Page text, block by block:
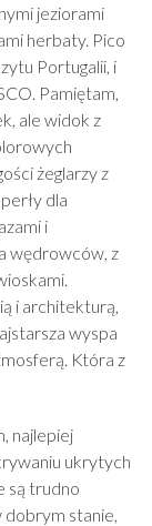
jeziorami
herbaty. Pico
Portugalii, i
Pamiętam,
ale widok z
żeglarzy z
dla
i
wędrowców, z
i architekturą,
wyspa
Która z
najlepiej
ukrytych
są trudno
stanie,